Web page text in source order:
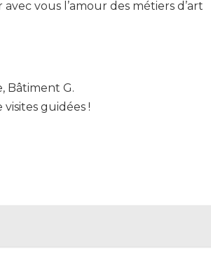
vous l’amour des métiers d’art
Bâtiment G.
guidées !